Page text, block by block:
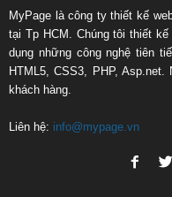
MyPage là công ty thiết kế
tại Tp HCM. Chúng tôi thiết
dụng những công nghệ tiên
HTML5, CSS3, PHP,
khách hàng.
Liên hệ: info@mypage.vn